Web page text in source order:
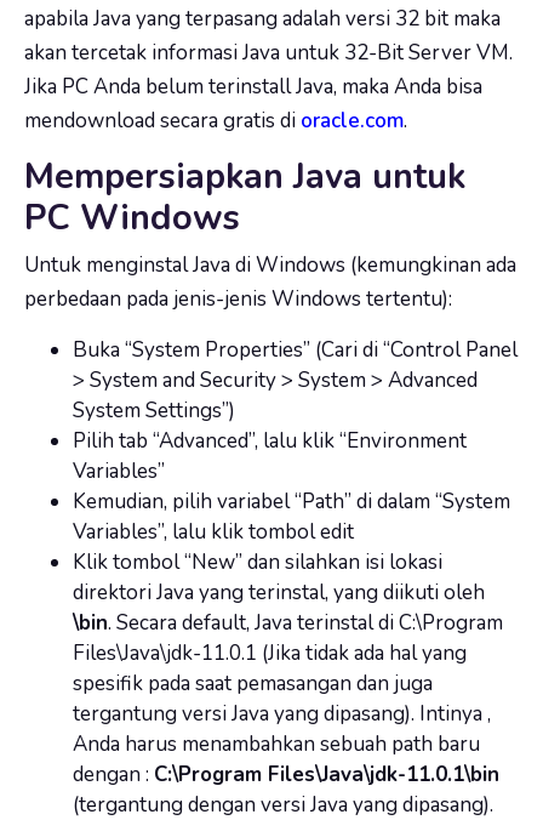
apabila Java yang terpasang adalah versi 32 bit maka
akan tercetak informasi Java untuk 32-Bit Server VM.
Jika PC Anda belum terinstall Java, maka Anda bisa
mendownload secara gratis di oracle.com.
Mempersiapkan Java untuk
PC Windows
Untuk menginstal Java di Windows (kemungkinan ada
perbedaan pada jenis-jenis Windows tertentu):
Buka “System Properties” (Cari di “Control Panel
> System and Security > System > Advanced
System Settings”)
Pilih tab “Advanced”, lalu klik “Environment
Variables”
Kemudian, pilih variabel “Path” di dalam “System
Variables”, lalu klik tombol edit
Klik tombol “New” dan silahkan isi lokasi
direktori Java yang terinstal, yang diikuti oleh
\bin. Secara default, Java terinstal di C:\Program
Files\Java\jdk-11.0.1 (Jika tidak ada hal yang
spesifik pada saat pemasangan dan juga
tergantung versi Java yang dipasang). Intinya ,
Anda harus menambahkan sebuah path baru
dengan : C:\Program Files\Java\jdk-11.0.1\bin
(tergantung dengan versi Java yang dipasang).